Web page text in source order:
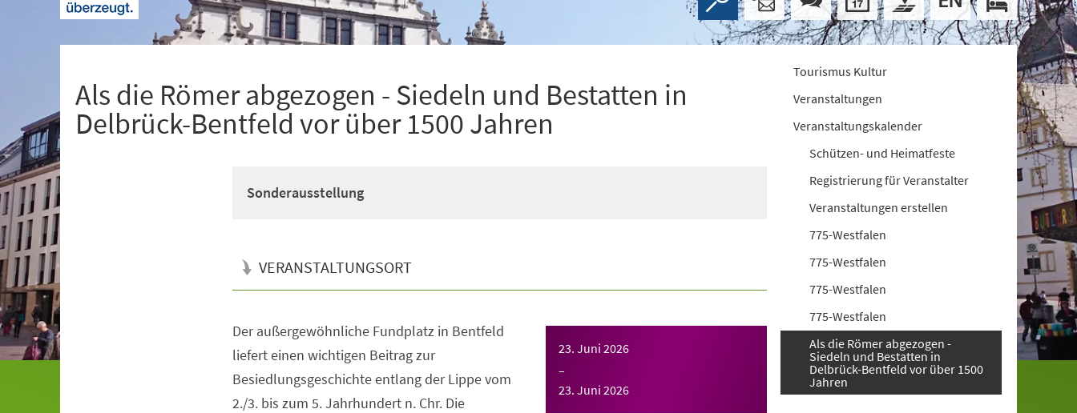
Als die Römer abgezogen - Siedeln und Bestatten in
Delbrück-Bentfeld vor über 1500 Jahren
Sonderausstellung
VERANSTALTUNGSORT
23. Juni 2026
–
23. Juni 2026
Der außergewöhnliche Fundplatz in Bentfeld
liefert einen wichtigen Beitrag zur
Besiedlungsgeschichte entlang der Lippe vom
2./3. bis zum 5. Jahrhundert n. Chr. Die
Tourismus Kultur
Veranstaltungen
Veranstaltungskalender
Schützen- und Heimatfeste
Registrierung für Veranstalter
Veranstaltungen erstellen
775-Westfalen
775-Westfalen
775-Westfalen
775-Westfalen
Als die Römer abgezogen -
Siedeln und Bestatten in
Delbrück-Bentfeld vor über 1500
Jahren